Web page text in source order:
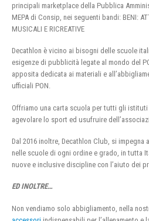
principali marketplace della Pubblica
MEPA di Consip, nei seguenti bandi: BENI:
MUSICALI E RICREATIVE
Decathlon è vicino ai bisogni delle scuole
esigenze di pubblicità legate al mondo del
apposita dedicata ai materiali e
ufficiali PON.
Offriamo una carta scuola per tutti gli
agevolare lo sport ed usufruire
Dal 2016 inoltre, Decathlon Club, si
nelle scuole di ogni ordine e grado, in tutta
nuove e inclusive discipline con l’aiuto dei
ED INOLTRE…
Non vendiamo solo abbigliamento, nella